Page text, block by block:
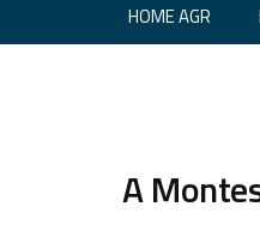
HOME AGR
A